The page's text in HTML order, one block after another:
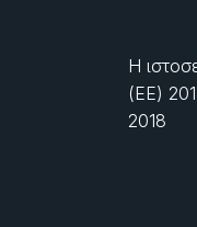
Η
(ΕΕ)
2018